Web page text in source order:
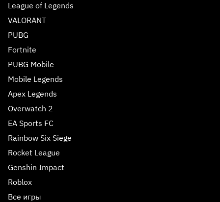
League of Legends
VALORANT
PUBG
Fortnite
PUBG Mobile
Mobile Legends
Apex Legends
Overwatch 2
EA Sports FC
Rainbow Six Siege
Rocket League
Genshin Impact
Roblox
Все игры